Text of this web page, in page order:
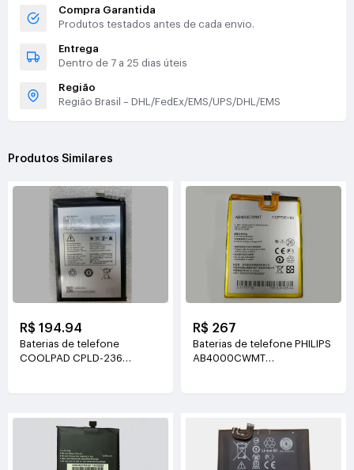
Compra Garantida
Produtos testados antes de cada envio.
Entrega
Dentro de 7 a 25 dias úteis
Região
Região Brasil – DHL/FedEx/EMS/UPS/DHL/EMS
Produtos Similares
R$ 194.94
Baterias de telefone
COOLPAD CPLD-236
R$ 267
Baterias de telefone PHILIPS
AB4000CWMT